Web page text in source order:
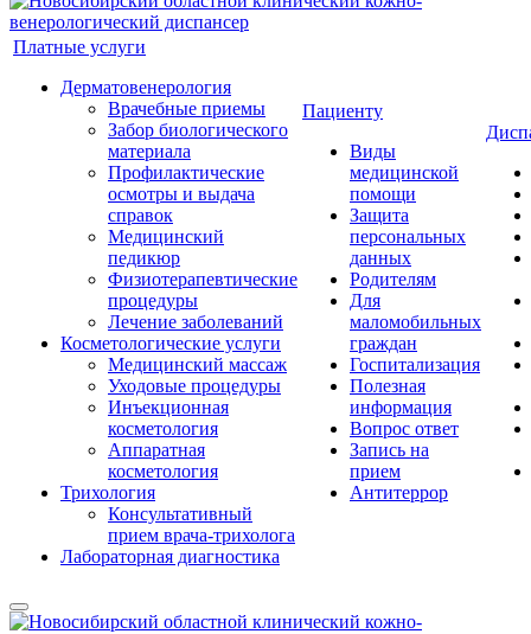
Платные услуги
Дерматовенерология
Врачебные приемы
Забор биологического
материала
Профилактические
осмотры и выдача
справок
Медицинский
педикюр
Физиотерапевтические
процедуры
Лечение заболеваний
Косметологические услуги
Медицинский массаж
Уходовые процедуры
Инъекционная
косметология
Аппаратная
косметология
Трихология
Консультативный
прием врача-трихолога
Лабораторная диагностика
Пациенту
Виды
медицинской
помощи
Защита
персональных
данных
Родителям
Для
маломобильных
граждан
Госпитализация
Полезная
информация
Вопрос ответ
Запись на
прием
Антитеррор